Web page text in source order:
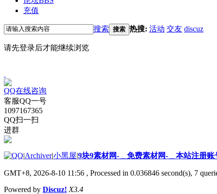
充值
搜索 搜索 热搜: 活动 交友 discuz
请先登录后才能继续浏览
QQ在线咨询
客服QQ一号
1097167365
QQ扫一扫
进群
|Archiver|小黑屋|9块9素材网-＿免费素材网-＿本站注册账
GMT+8, 2026-8-10 11:56 , Processed in 0.036846 second(s), 7
Powered by Discuz! X3.4